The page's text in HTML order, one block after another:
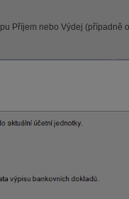
Příjem nebo Výdej (případně